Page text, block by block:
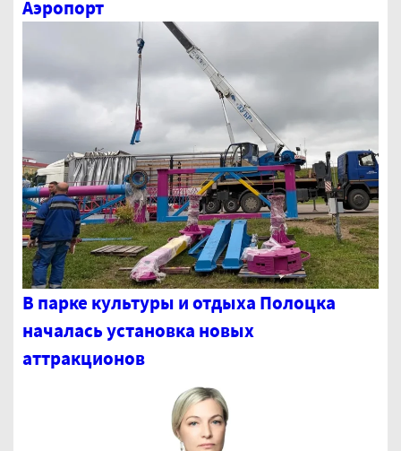
Аэропорт
В парке культуры и отдыха Полоцка
началась установка новых
аттракционов